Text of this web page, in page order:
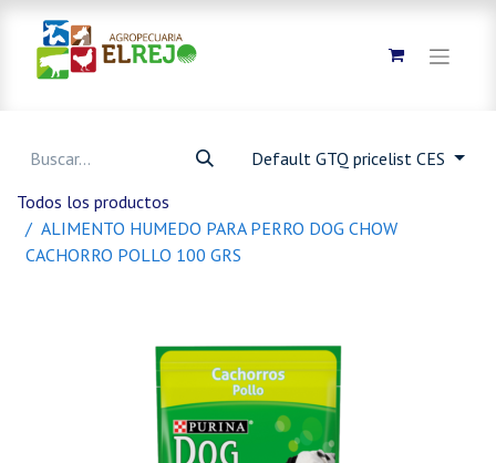
Default GTQ pricelist CES
Todos los productos
ALIMENTO HUMEDO PARA PERRO DOG CHOW
CACHORRO POLLO 100 GRS